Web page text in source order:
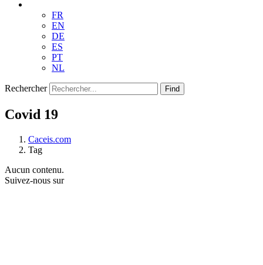
FR
EN
DE
ES
PT
NL
Rechercher Find
Covid 19
Caceis.com
Tag
Aucun contenu.
Suivez-nous sur